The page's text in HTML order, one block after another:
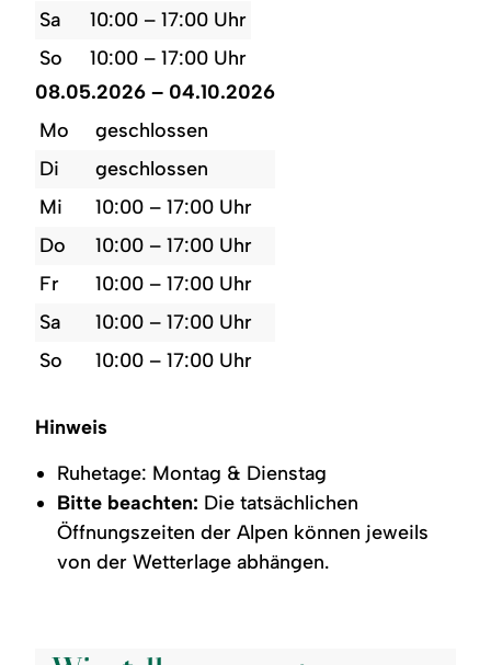
Sa
10:00 – 17:00 Uhr
So
10:00 – 17:00 Uhr
08.05.2026 – 04.10.2026
Mo
geschlossen
Di
geschlossen
Mi
10:00 – 17:00 Uhr
Do
10:00 – 17:00 Uhr
Fr
10:00 – 17:00 Uhr
Sa
10:00 – 17:00 Uhr
So
10:00 – 17:00 Uhr
Hinweis
Ruhetage: Montag & Dienstag
Bitte beachten: Die tatsächlichen
Öffnungszeiten der Alpen können jeweils
von der Wetterlage abhängen.